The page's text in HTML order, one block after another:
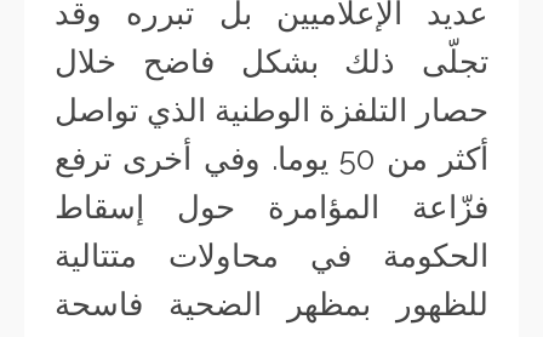
عديد الإعلاميين بل تبرره وقد
تجلّى ذلك بشكل فاضح خلال
حصار التلفزة الوطنية الذي تواصل
أكثر من 50 يوما. وفي أخرى ترفع
فزّاعة المؤامرة حول إسقاط
الحكومة في محاولات متتالية
للظهور بمظهر الضحية فاسحة